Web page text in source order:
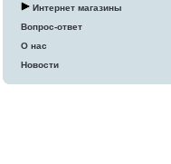
Интернет магазины
Вопрос-ответ
О нас
Новости